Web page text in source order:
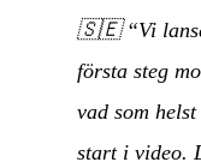
🇸🇪“Vi
första steg
vad som
start i video.